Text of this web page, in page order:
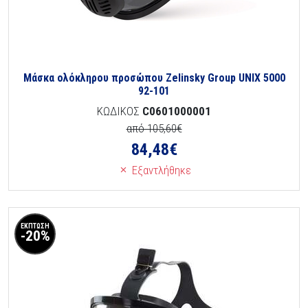
Μάσκα ολόκληρου προσώπου Zelinsky Group UNIX 5000
92-101
ΚΩΔΙΚΟΣ C0601000001
από 105,60€
84,48€
Εξαντλήθηκε
ΕΚΠΤΩΣΗ
-20%